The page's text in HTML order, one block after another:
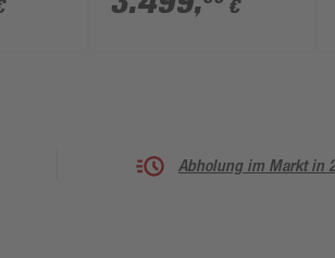
Nebenraum
€
Abholung im Markt in